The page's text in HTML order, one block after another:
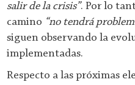
salir de la crisis”. Por lo
camino “no tendrá
siguen observando la
implementadas.
Respecto a las próximas